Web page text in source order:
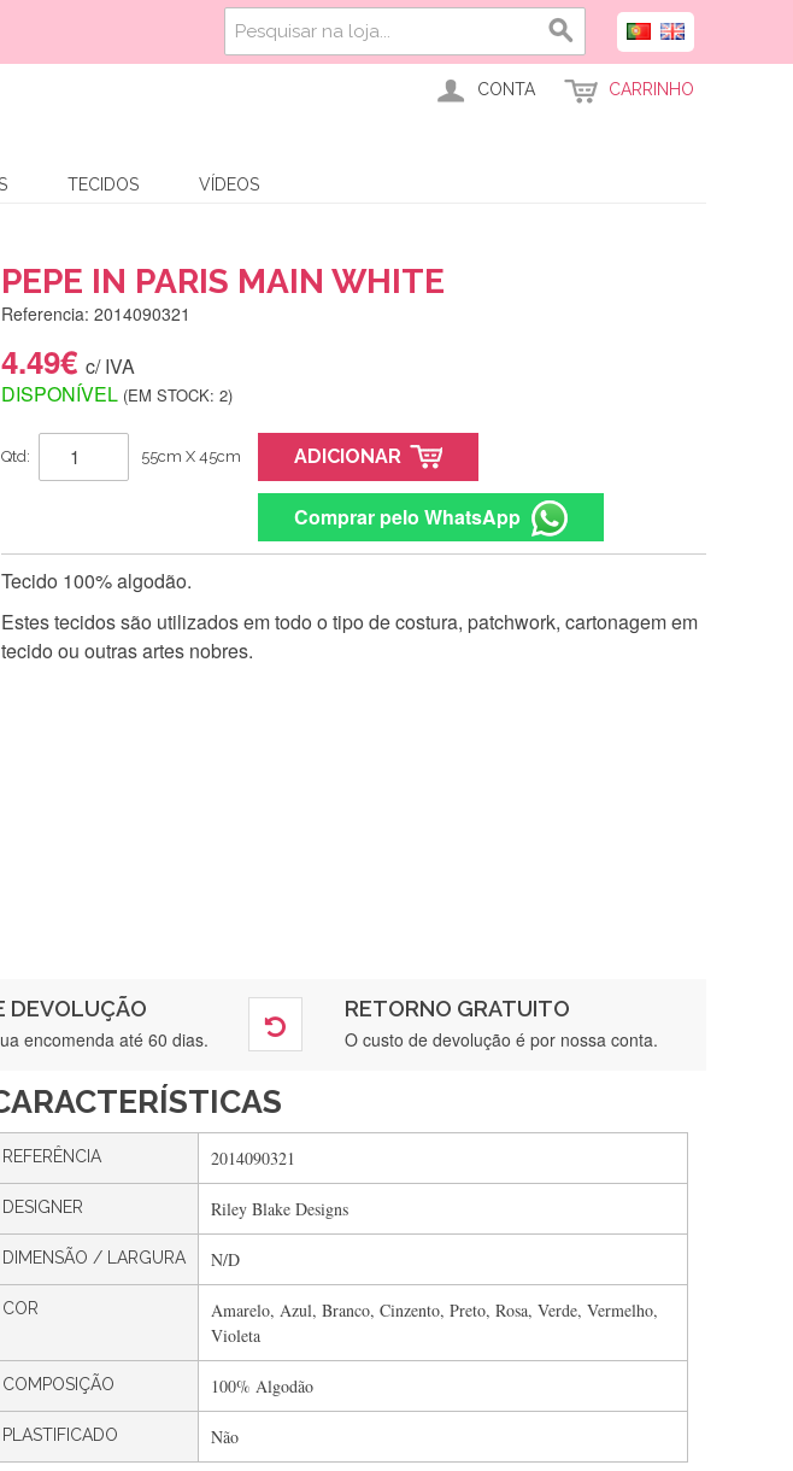
CONTA CARRINHO
TECIDOS VÍDEOS
PEPE IN PARIS MAIN WHITE
Referencia: 2014090321
4.49€ c/ IVA
DISPONÍVEL (EM STOCK: 2)
Qtd: 55cm X 45cm ADICIONAR
Comprar pelo WhatsApp
Tecido 100% algodão.
Estes tecidos são utilizados em todo o tipo de costura, patchwork, cartonagem em
tecido ou outras artes nobres.
DEVOLUÇÃO
encomenda até 60 dias.
RETORNO GRATUITO
O custo de devolução é por nossa conta.
REFERÊNCIA 2014090321
DESIGNER Riley Blake Designs
DIMENSÃO / LARGURA N/D
COR
Amarelo, Azul, Branco, Cinzento, Preto, Rosa, Verde, Vermelho,
Violeta
COMPOSIÇÃO 100% Algodão
PLASTIFICADO Não
Volto a encomendar.
recomendo